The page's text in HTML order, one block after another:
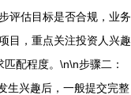
评估目标是否合规，业务
目，重点关注投资人兴趣
配程度。\n\n步骤二：
生兴趣后，一般提交完整